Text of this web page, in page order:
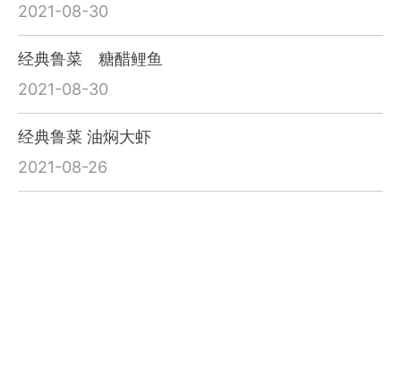
2021-08-30
经典鲁菜 糖醋鲤鱼
2021-08-30
经典鲁菜 油焖大虾
2021-08-26